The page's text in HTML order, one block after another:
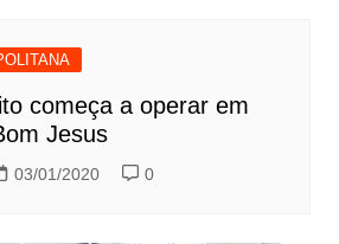
começa a operar em
Jesus
03/01/2020 0